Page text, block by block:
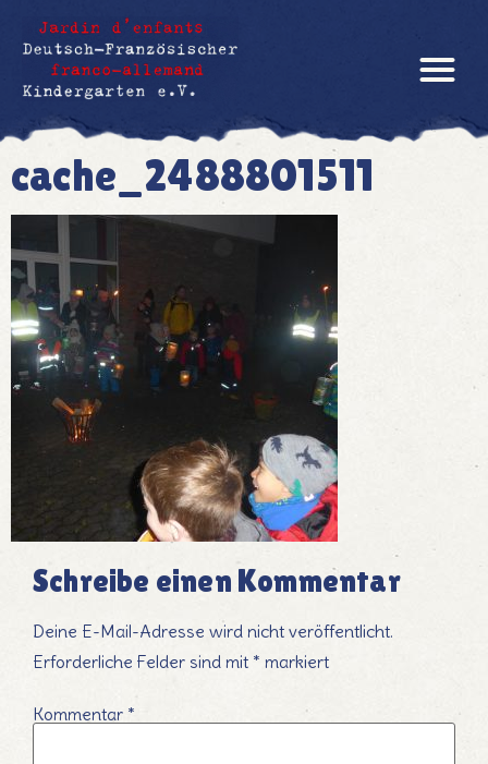
cache_2488801511
Schreibe einen Kommentar
Deine E-Mail-Adresse wird nicht veröffentlicht.
Erforderliche Felder sind mit * markiert
Kommentar *